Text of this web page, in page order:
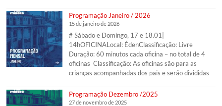
Programação Janeiro / 2026
15 de janeiro de 2026
# Sábado e Domingo, 17 e 18.01|
14hOFICINALocal: ÉdenClassificação: Livre
Duração: 60 minutos cada oficina – no total de 4
oficinas Classificação: As oficinas são para as
crianças acompanhadas dos pais e serão divididas
Programação Dezembro /2025
27 de novembro de 2025